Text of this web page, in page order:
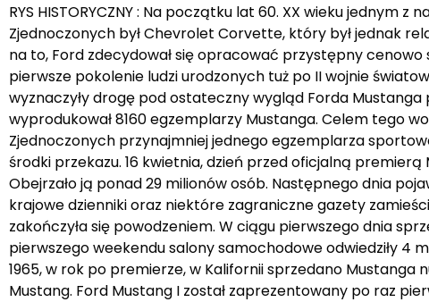
RYS HISTORYCZNY : Na początku lat 60. XX wieku
Zjednoczonych był Chevrolet Corvette, który był jednak
na to, Ford zdecydował się opracować przystępny
pierwsze pokolenie ludzi urodzonych tuż po II wojnie
wyznaczyły drogę pod ostateczny wygląd Forda
wyprodukował 8160 egzemplarzy Mustanga. Celem tego
Zjednoczonych przynajmniej jednego egzemplarza
środki przekazu. 16 kwietnia, dzień przed oficjalną
Obejrzało ją ponad 29 milionów osób. Następnego dnia
krajowe dzienniki oraz niektóre zagraniczne gazety
zakończyła się powodzeniem. W ciągu pierwszego dnia
pierwszego weekendu salony samochodowe odwiedziły 4
1965, w rok po premierze, w Kalifornii sprzedano Mustanga
Mustang. Ford Mustang I został zaprezentowany po raz